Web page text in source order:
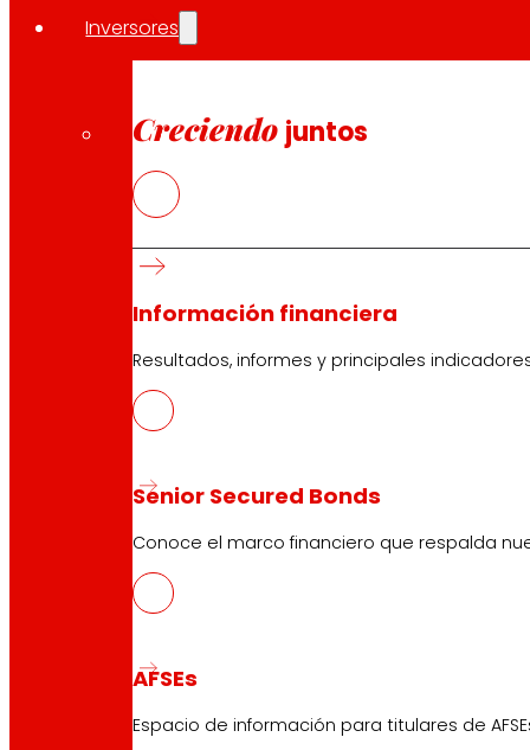
Inversores
Creciendo juntos
Información financiera
Resultados, informes y principales
Senior Secured Bonds
Conoce el marco financiero que respalda
AFSEs
Espacio de información para titulares de
Acerca de FUNDACIÓN EROSKI
promoción, educación y protección de las personas
cohesionada, siempre con el intercooperativismo